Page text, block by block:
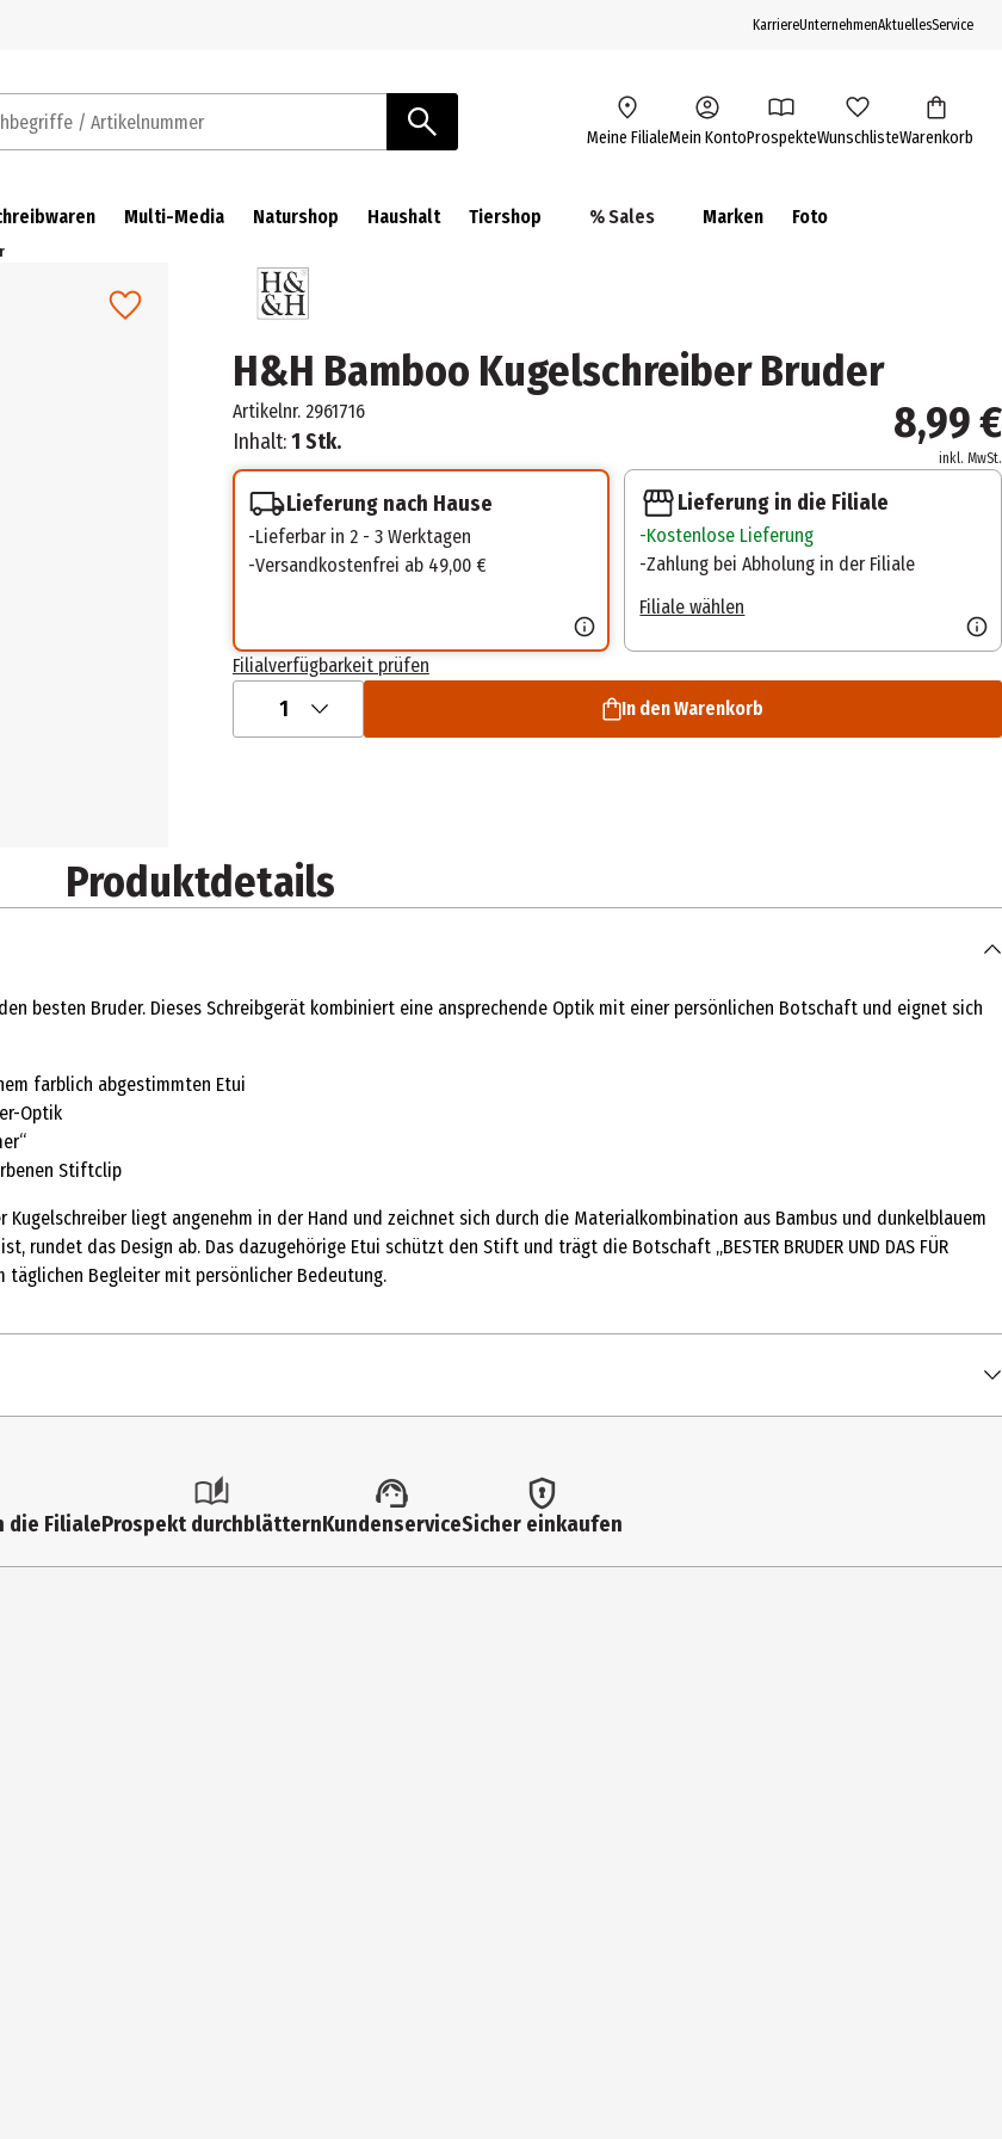
KarriereUnternehmenAktuellesService
/ Artikelnummer Meine FilialeMein KontoProspekteWunschlisteWarenkorb
Multi-Media Naturshop Haushalt Tiershop % Sales Marken Foto
H&H Bamboo Kugelschreiber Bruder
Artikelnr. 2961716
Inhalt:1 Stk. 8,99 €
inkl. MwSt.
Lieferung nach Hause
Lieferbar in 2 - 3 Werktagen
Versandkostenfrei ab 49,00 €
Lieferung in die Filiale
Kostenlose Lieferung
Zahlung bei Abholung in der Filiale
Filiale wählen
Filialverfügbarkeit prüfen
1 In den Warenkorb
Produktdetails
besten Bruder. Dieses Schreibgerät kombiniert eine ansprechende Optik mit einer persönlichen Botschaft und eignet sich
farblich abgestimmten Etui
Optik
Stiftclip
liegt angenehm in der Hand und zeichnet sich durch die Materialkombination aus Bambus und dunkelblauem
rundet das Design ab. Das dazugehörige Etui schützt den Stift und trägt die Botschaft „BESTER BRUDER UND DAS FÜR
täglichen Begleiter mit persönlicher Bedeutung.
3113200009
die FilialeProspekt durchblätternKundenserviceSicher einkaufen